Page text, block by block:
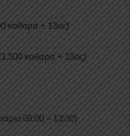
καθαρά + 13ος)
καθαρά + 13ος)
08:00 – 13:30)